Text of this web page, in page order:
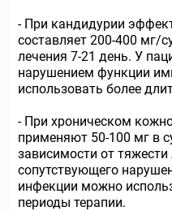
- При кандидурии
составляет 200-400 мг/
лечения 7-21 день. У
нарушением функции
использовать более
- При хроническом
применяют 50-100 мг в
зависимости от
сопутствующего
инфекции можно
периоды терапии.